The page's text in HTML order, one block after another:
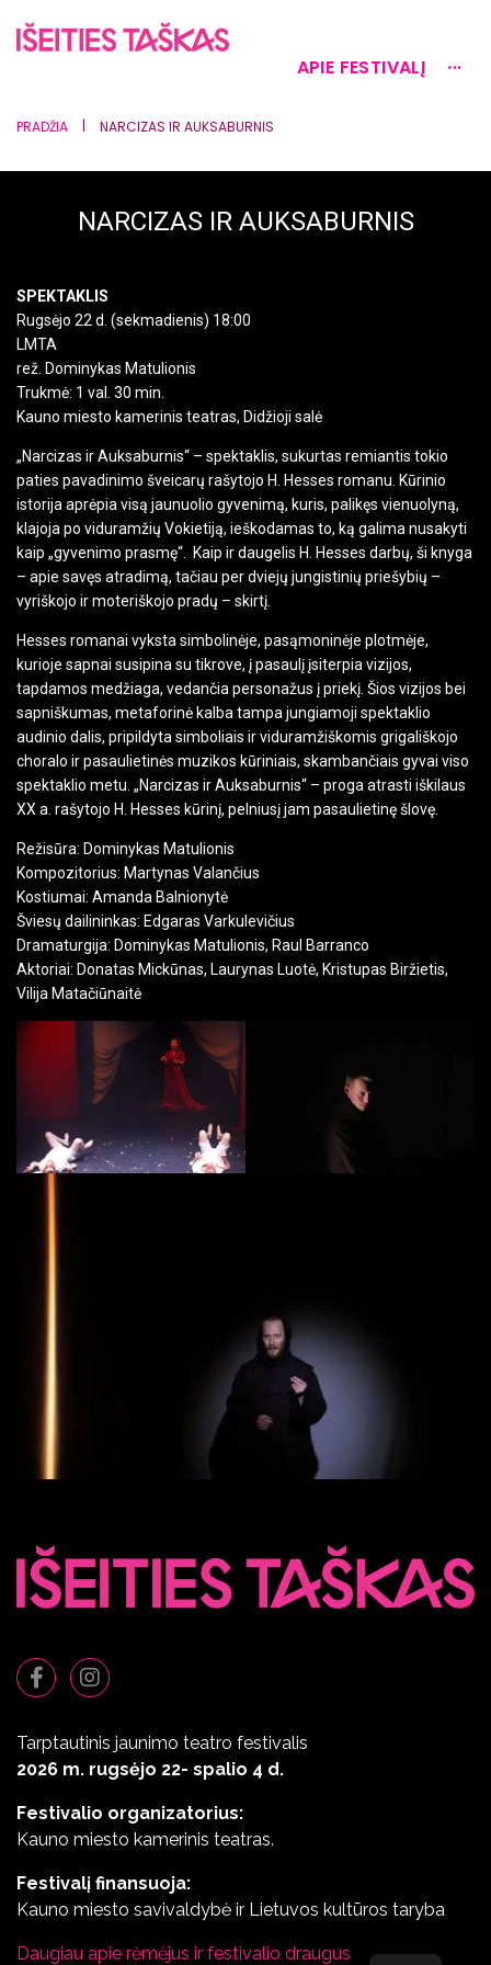
APIE FESTIVALĮ ···
PRADŽIA | NARCIZAS IR AUKSABURNIS
NARCIZAS IR AUKSABURNIS
SPEKTAKLIS
Rugsėjo 22 d. (sekmadienis) 18:00
LMTA
rež. Dominykas Matulionis
Trukmė: 1 val. 30 min.
Kauno miesto kamerinis teatras, Didžioji salė
„Narcizas ir Auksaburnis“ – spektaklis, sukurtas remiantis tokio
paties pavadinimo šveicarų rašytojo H. Hesses romanu. Kūrinio
istorija aprėpia visą jaunuolio gyvenimą, kuris, palikęs vienuolyną,
klajoja po viduramžių Vokietiją, ieškodamas to, ką galima nusakyti
kaip „gyvenimo prasmę“. Kaip ir daugelis H. Hesses darbų, ši knyga
– apie savęs atradimą, tačiau per dviejų jungistinių priešybių –
vyriškojo ir moteriškojo pradų – skirtį.
Hesses romanai vyksta simbolinėje, pasąmoninėje plotmėje,
kurioje sapnai susipina su tikrove, į pasaulį įsiterpia vizijos,
tapdamos medžiaga, vedančia personažus į priekį. Šios vizijos bei
sapniškumas, metaforinė kalba tampa jungiamoji spektaklio
audinio dalis, pripildyta simboliais ir viduramžiškomis grigališkojo
choralo ir pasaulietinės muzikos kūriniais, skambančiais gyvai viso
spektaklio metu. „Narcizas ir Auksaburnis“ – proga atrasti iškilaus
XX a. rašytojo H. Hesses kūrinį, pelniusį jam pasaulietinę šlovę.
Režisūra: Dominykas Matulionis
Kompozitorius: Martynas Valančius
Kostiumai: Amanda Balnionytė
Šviesų dailininkas: Edgaras Varkulevičius
Dramaturgija: Dominykas Matulionis, Raul Barranco
Aktoriai: Donatas Mickūnas, Laurynas Luotė, Kristupas Biržietis,
Vilija Matačiūnaitė
Tarptautinis jaunimo teatro festivalis
2026 m. rugsėjo 22- spalio 4 d.
Festivalio organizatorius:
Kauno miesto kamerinis teatras.
Festivalį finansuoja:
Kauno miesto savivaldybė ir Lietuvos kultūros taryba
Daugiau apie rėmėjus ir festivalio draugus